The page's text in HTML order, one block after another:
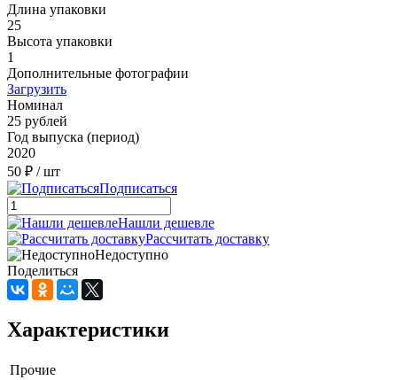
Длина упаковки
25
Высота упаковки
1
Дополнительные фотографии
Загрузить
Номинал
25 рублей
Год выпуска (период)
2020
50 ₽ / шт
Подписаться
Нашли дешевле
Рассчитать доставку
Недоступно
Поделиться
Характеристики
Прочие